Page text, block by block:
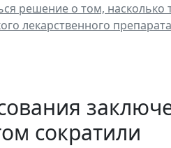
решение о том,
лекарственного
сократили